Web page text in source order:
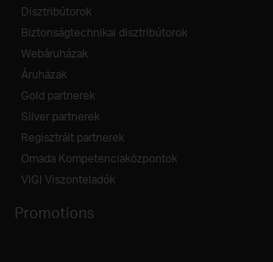
Disztribútorok
Biztonságtechnikai disztribútorok
Webáruházak
Áruházak
Gold partnerek
Silver partnerek
Regisztrált partnerek
Omada Kompetenciaközpontok
VIGI Viszonteladók
Promotions